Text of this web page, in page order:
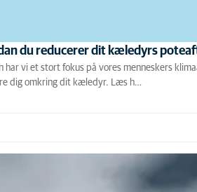
du reducerer dit kæledyrs
har vi et stort fokus på vores menneskers
dig omkring dit kæledyr. Læs h…